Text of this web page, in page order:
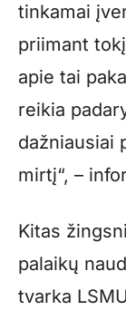
tinkamai
priimant
apie tai
reikia
dažniausiai
mirtį“, –
Kitas
palaikų
tvarka